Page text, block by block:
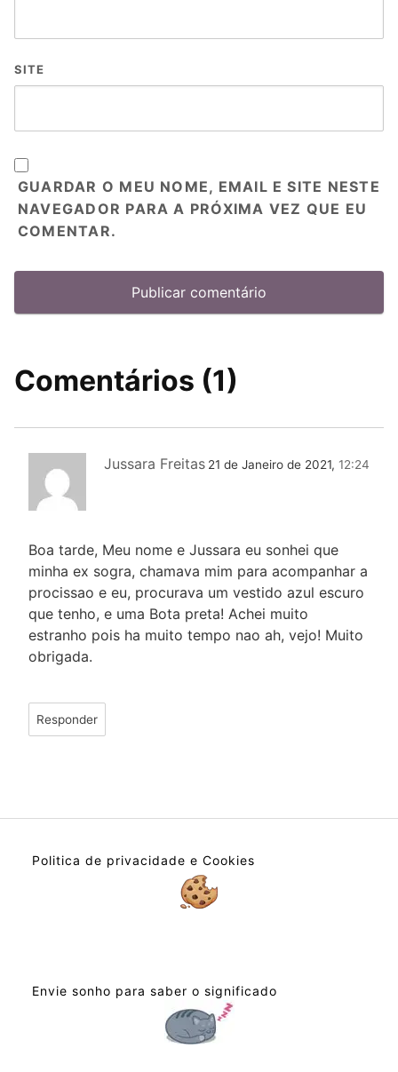
SITE
GUARDAR O MEU NOME, EMAIL E SITE NESTE
NAVEGADOR PARA A PRÓXIMA VEZ QUE EU
COMENTAR.
Comentários (1)
Jussara Freitas 21 de Janeiro de 2021, 12:24
Boa tarde, Meu nome e Jussara eu sonhei que
minha ex sogra, chamava mim para acompanhar a
procissao e eu, procurava um vestido azul escuro
que tenho, e uma Bota preta! Achei muito
estranho pois ha muito tempo nao ah, vejo! Muito
obrigada.
Responder
Politica de privacidade e Cookies
Envie sonho para saber o significado